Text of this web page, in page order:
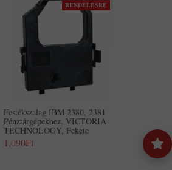
RENDELÉSRE
Festékszalag IBM 2380, 2381
Pénztárgépekhez, VICTORIA
TECHNOLOGY, Fekete
1,090Ft